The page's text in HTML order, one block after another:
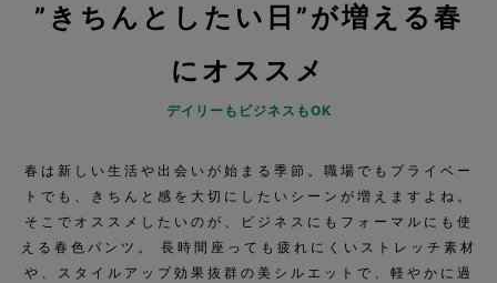
”きちんとしたい日”が増える春
にオススメ
デイリーもビジネスもOK
春は新しい生活や出会いが始まる季節。職場でもプライベー
トでも、きちんと感を大切にしたいシーンが増えますよね。
そこでオススメしたいのが、ビジネスにもフォーマルにも使
える春色パンツ。 長時間座っても疲れにくいストレッチ素材
や、スタイルアップ効果抜群の美シルエットで、軽やかに過